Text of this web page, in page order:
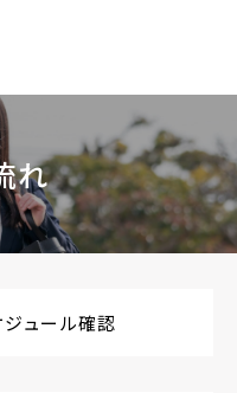
れ
ュール確認